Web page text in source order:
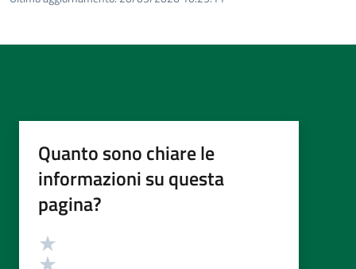
Quanto sono chiare le
informazioni su questa
pagina?
Valutazione